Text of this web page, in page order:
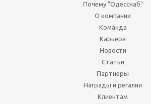
Почему "Одесснаб"
О компании
Команда
Карьера
Новости
Статьи
Партнеры
Награды и регалии
Клиентам